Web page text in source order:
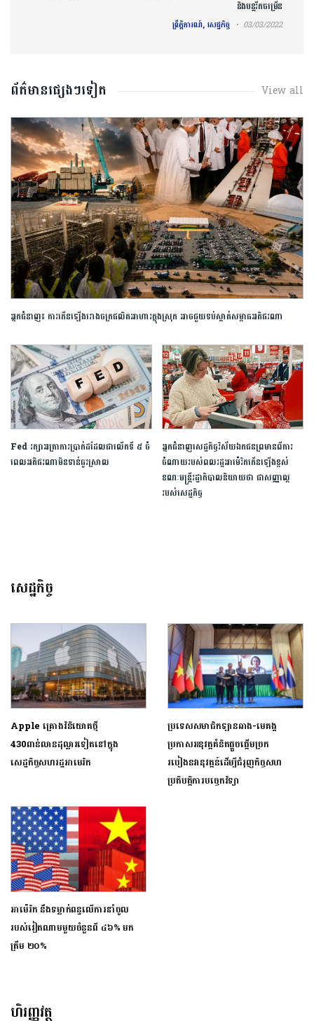
និងបន្តរីកចម្រើន
ព្រឹត្តិការណ៍, សេដ្ឋកិច្ច 03/03/2022
ព័ត៌មានផ្សេងៗទៀត View all
​អ្នកជំនាញ​៖ ​ការ​កើនឡើង​រោងចក្រ​ផលិត​អាហារ​ក្នុង​ស្រុក​ ​អាច​ជួយ​​ទប់ស្កាត់​សម្ពាធ​អតិផរណា
Fed រក្សាអត្រាការប្រាក់ដដែលជាលើកទី ៥ ចំ
ពេលអតិផរណាមិនទាន់ធូរស្រាល
អ្នកជំនាញសេដ្ឋកិច្ចវិស័យឯកជនព្រមានពីការ
ចំណាយរបស់ពលរដ្ឋអាម៉េរិកកើនឡើងខ្ពស់
ខណៈមន្ត្រីរដ្ឋាភិបាលនិយាយថា ជាសញ្ញាល្អ
របស់សេដ្ឋកិច្ច
សេដ្ឋកិច្ច
Apple គ្រោងវិនិយោគថ្មី
430ពាន់លានដុល្លារទៀតនៅក្នុង
សេដ្ឋកិច្ចសហរដ្ឋអាមេរិក
ប្រទេសសមាជិកឡានឆាង-មេគង្គ
ប្រកាសអនុវត្តគំនិតផ្តួចផ្តើមច្រក
របៀងនវានុវត្តន៍ដើម្បីជំរុញកិច្ចសហ
ប្រតិបត្តិការបច្ចេកវិទ្យា
អាម៉េរិក នឹងទម្លាក់ពន្ធ​លើការនាំចូល
របស់វៀតណាមមួយចំនួនពី ៤៦% មក
ត្រឹម ២០%
ហិរញ្ញវត្ថុ